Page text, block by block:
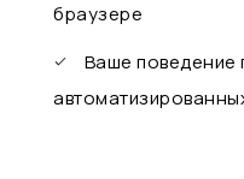
браузере
Ваше поведение